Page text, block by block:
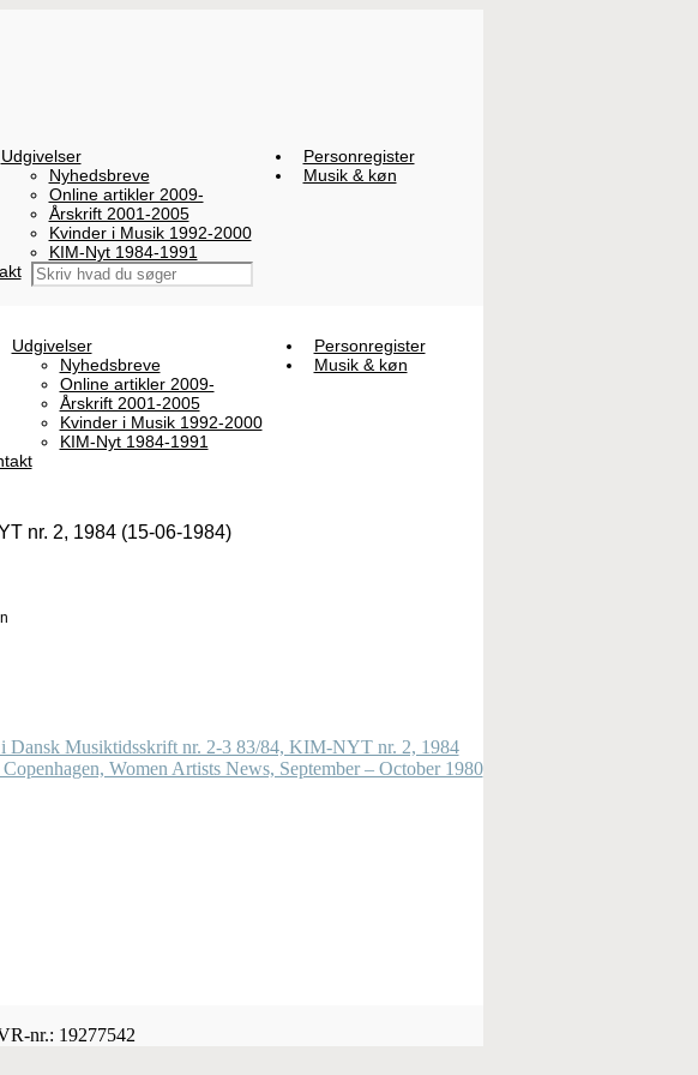
Udgivelser
Nyhedsbreve
Online artikler 2009-
Årskrift 2001-2005
Kvinder i Musik 1992-2000
KIM-Nyt 1984-1991
Personregister
Musik & køn
Udgivelser
Nyhedsbreve
Online artikler 2009-
Årskrift 2001-2005
Kvinder i Musik 1992-2000
KIM-Nyt 1984-1991
Personregister
Musik & køn
nr. 2, 1984 (15-06-1984)
Dansk Musiktidsskrift nr. 2-3 83/84, KIM-NYT nr. 2, 1984
Women Artists News, September – October 1980
nr.: 19277542